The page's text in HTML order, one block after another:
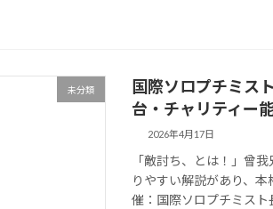
未分類
国際ソロプチミス
台・チャリティー
2026年4月17日
「敵討ち、とは！」曾
りやすい解説があり、
催：国際ソロプチミス